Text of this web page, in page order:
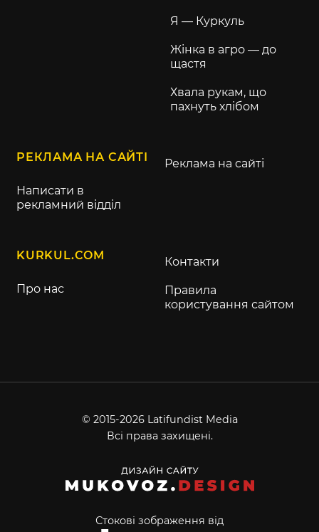
Я — Куркуль
Жінка в агро — до
щастя
Хвала рукам, що
пахнуть хлібом
РЕКЛАМА НА САЙТІ
Написати в
рекламний відділ
Реклама на сайті
KURKUL.COM
Про нас
Контакти
Правила
користування сайтом
© 2015-2026 Latifundist Media
Всі права захищені.
Стокові зображення від